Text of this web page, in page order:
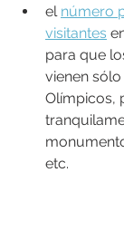
el número
visitantes
para que
vienen
Olímpicos,
etc.